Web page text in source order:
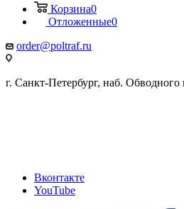
Корзина0
Отложенные0
order@poltraf.ru
г. Санкт-Петербург, наб.
Вконтакте
YouTube